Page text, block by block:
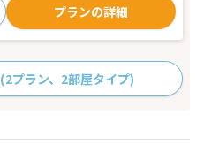
プランの詳細
(2プラン、2部屋タイプ)